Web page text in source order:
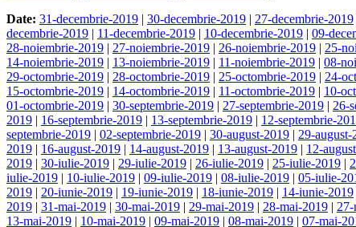
Date: 31-decembrie-2019 | 30-decembrie-2019 | 27-decembrie-2019
decembrie-2019 | 11-decembrie-2019 | 10-decembrie-2019 | 09-
28-noiembrie-2019 | 27-noiembrie-2019 | 26-noiembrie-2019 | 25-
14-noiembrie-2019 | 13-noiembrie-2019 | 11-noiembrie-2019 | 08-
29-octombrie-2019 | 28-octombrie-2019 | 25-octombrie-2019 | 24-
15-octombrie-2019 | 14-octombrie-2019 | 11-octombrie-2019 | 10-
01-octombrie-2019 | 30-septembrie-2019 | 27-septembrie-2019 | 26-
2019 | 16-septembrie-2019 | 13-septembrie-2019 | 12-septembrie-
septembrie-2019 | 02-septembrie-2019 | 30-august-2019 | 29-august-
2019 | 16-august-2019 | 14-august-2019 | 13-august-2019 | 12-
2019 | 30-iulie-2019 | 29-iulie-2019 | 26-iulie-2019 | 25-iulie-2019 |
iulie-2019 | 10-iulie-2019 | 09-iulie-2019 | 08-iulie-2019 | 05-iulie-
2019 | 20-iunie-2019 | 19-iunie-2019 | 18-iunie-2019 | 14-iunie-2019
2019 | 31-mai-2019 | 30-mai-2019 | 29-mai-2019 | 28-mai-2019 |
13-mai-2019 | 10-mai-2019 | 09-mai-2019 | 08-mai-2019 | 07-mai-